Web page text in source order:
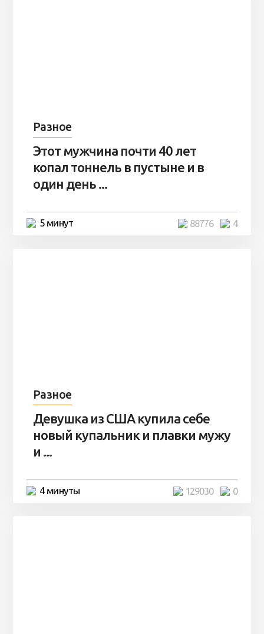
Разное
Этот мужчина почти 40 лет
копал тоннель в пустыне и в
один день ...
5 минут 4
88776
Разное
Девушка из США купила себе
новый купальник и плавки мужу
и ...
4 минуты 0
129030